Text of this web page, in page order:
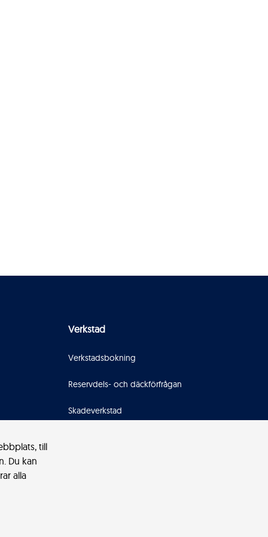
till
Du kan
alla
Verkstad
Verkstadsbokning
Reservdels- och däckförfrågan
Skadeverkstad